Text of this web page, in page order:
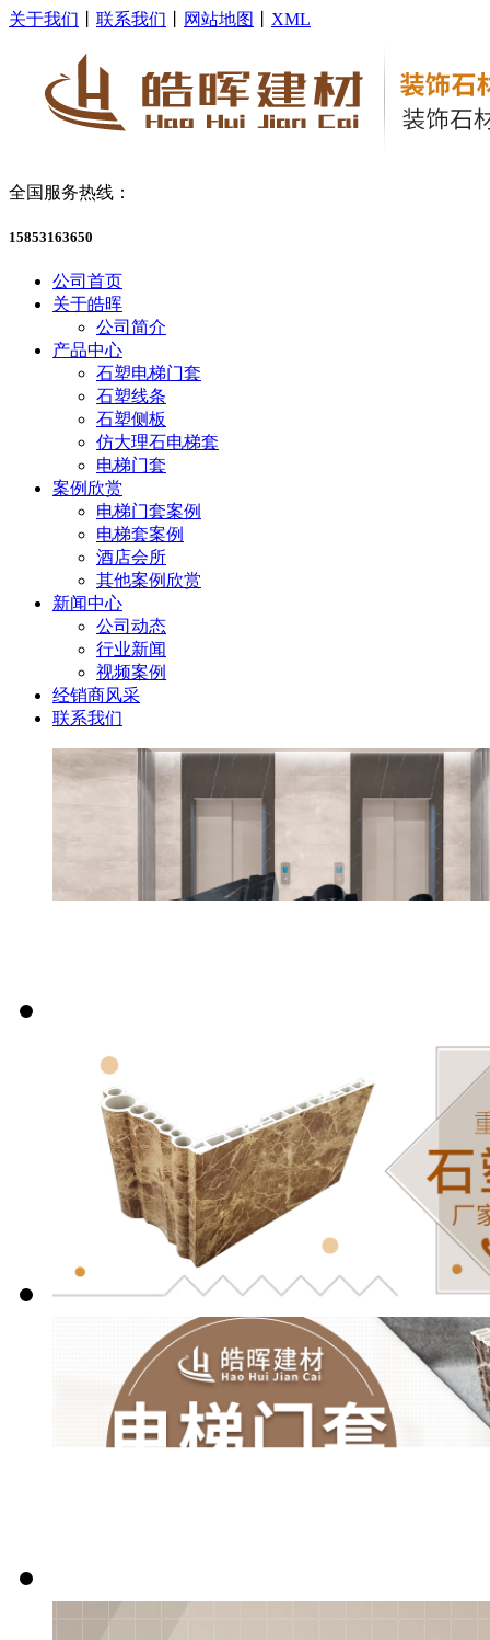
关于我们 联系我们 网站地图 XML
全国服务热线：
15853163650
公司首页
关于皓晖
公司简介
产品中心
石塑电梯门套
石塑线条
石塑侧板
仿大理石电梯套
电梯门套
案例欣赏
电梯门套案例
电梯套案例
酒店会所
其他案例欣赏
新闻中心
公司动态
行业新闻
视频案例
经销商风采
联系我们